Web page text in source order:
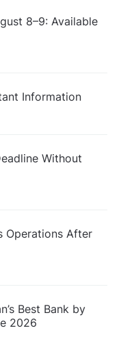
8–9: Available
Information
Without
Operations After
Best Bank by
2026